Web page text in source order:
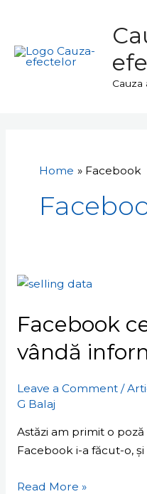
content
Cauza
Home Facebook
Facebook
vândă
Leave a Comment /
G Balaj
Astăzi am primit o
Facebook i-a făcut-o,
Facebook
voie
ți
informațiile
Read More »